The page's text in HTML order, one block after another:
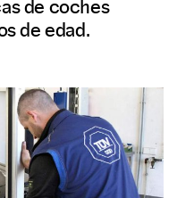
de coches
de edad.